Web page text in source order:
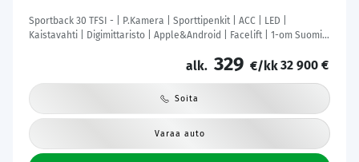
Sportback 30 TFSI - | P.Kamera | Sporttipenkit | ACC | LED |
Kaistavahti | Digimittaristo | Apple&Android | Facelift | 1-om Suomi-
alk. 329 €/kk32 900 €
Soita
Varaa auto